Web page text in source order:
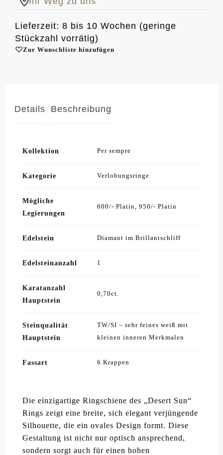
Lieferzeit: 8 bis 10 Wochen (geringe
Stückzahl vorrätig)
Zur Wunschliste hinzufügen
Details Beschreibung
Kollektion Per sempre
Kategorie Verlobungsringe
Mögliche
Legierungen
600/- Platin, 950/- Platin
Edelstein Diamant im Brillantschliff
Edelsteinanzahl 1
Karatanzahl
Hauptstein
0,70ct.
Steinqualität
Hauptstein
TW/SI – sehr feines weiß mit
kleinen inneren Merkmalen
Fassart 6 Krappen
Die einzigartige Ringschiene des „Desert Sun“
Rings zeigt eine breite, sich elegant verjüngende
Silhouette, die ein ovales Design formt. Diese
Gestaltung ist nicht nur optisch ansprechend,
sondern sorgt auch für einen hohen